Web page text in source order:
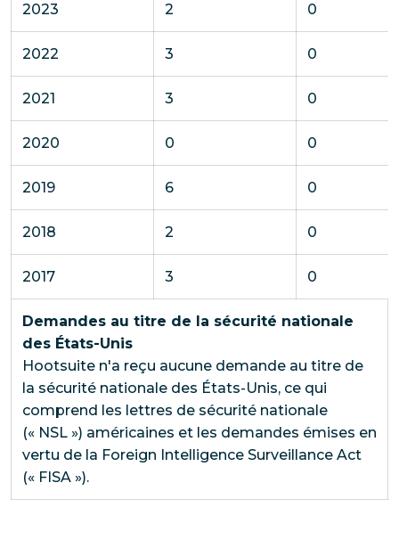
2023 2 0
2022 3 0
2021 3 0
2020 0 0
2019 6 0
2018 2 0
2017 3 0
Demandes au titre de la sécurité nationale
des États-Unis
Hootsuite n'a reçu aucune demande au titre de
la sécurité nationale des États-Unis, ce qui
comprend les lettres de sécurité nationale
(« NSL ») américaines et les demandes émises en
vertu de la Foreign Intelligence Surveillance Act
(« FISA »).